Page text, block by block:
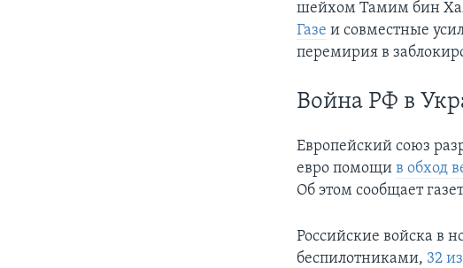
шейхом Тамим бин
Газе и совместные
перемирия в
Война РФ в
Европейский союз
евро помощив обход
Об этом сообщает
Российские войска в
беспилотниками, 32